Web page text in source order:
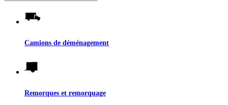
Camions de déménagement
Remorques et remorquage